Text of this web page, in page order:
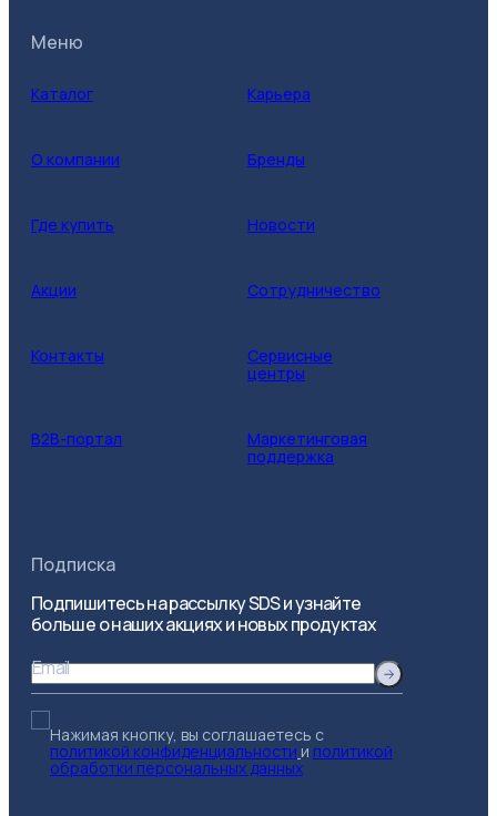
Меню
Каталог Карьера
О компании Бренды
Где купить Новости
Акции Сотрудничество
Контакты
Сервисные
центры
B2B-портал
Маркетинговая
поддержка
Подписка
Подпишитесь на рассылку SDS и узнайте
больше о наших акциях и новых продуктах
Email
Нажимая кнопку, вы соглашаетесь с
политикой конфиденциальности и политикой
обработки персональных данных